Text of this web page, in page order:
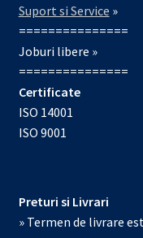
Suport si Service »
===============
Joburi libere »
===============
Certificate
ISO 14001
ISO 9001
Preturi si Livrari
» Termen de livrare